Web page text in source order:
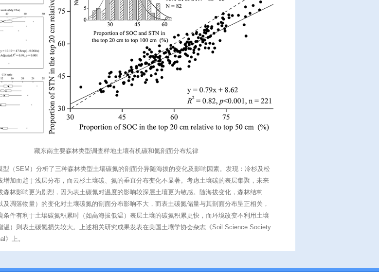
藏东南主要森林类型调查样地土壤有机碳和氮剖面分布规律
（SEM）分析了三种森林类型土壤碳氮的剖面分异随海拔的变化及影响因素。发现：冷杉及松
增加而趋于浅层分布，而云杉土壤碳、氮的垂直分布变化不显著。考虑土壤碳的表层集聚，未来
森林影响更为剧烈，因为表土碳氮对温度的影响较深层土壤更为敏感。随海拔变化，森林结构
及凋落物量）的变化对土壤碳氮的剖面分布影响不大，而表土碳氮储量与其剖面分布呈正相关，
条件有利于土壤碳氮积累时（如高海拔低温）表层土壤的碳氮积累更快，而环境改变不利用土壤
温）则表土碳氮损失较大。上述相关研究成果发表在美国土壤学协会杂志《Soil Science Society
》上。